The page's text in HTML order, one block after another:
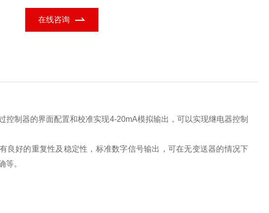
在线咨询
制器的界面配置和校准实现4-20mA模拟输出，可以实现继电器控制
良好的重复性及稳定性， 标准数字信号输出，可在无变送器的情况下
等。